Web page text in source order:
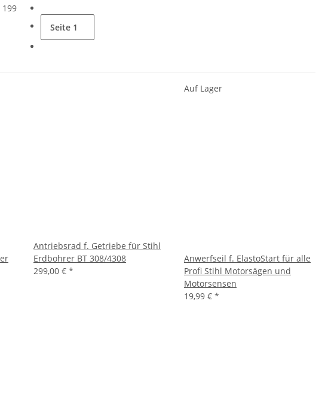
Seite 1
Antriebsrad f. Getriebe für Stihl
Erdbohrer BT 308/4308
299,00 € *
Auf Lager
Anwerfseil f. ElastoStart für alle
Profi Stihl Motorsägen und
Motorsensen
19,99 € *